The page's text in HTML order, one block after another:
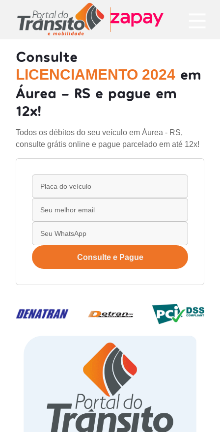
Consulte
LICENCIAMENTO 2024 em
Áurea - RS e pague em
12x!
Todos os débitos do seu veículo em Áurea - RS,
consulte grátis online e pague parcelado em até 12x!
Consulte e Pague